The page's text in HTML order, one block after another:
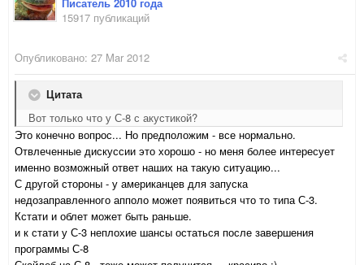
Писатель 2010 года
15917 публикаций
Опубликовано: 27 Mar 2012
Цитата
Вот только что у С-8 с акустикой?
Это конечно вопрос... Но предположим - все нормально.
Отвлеченные дискуссии это хорошо - но меня более интересует
именно возможный ответ наших на такую ситуацию...
С другой стороны - у американцев для запуска
недозаправленного апполо может появиться что то типа С-3.
Кстати и облет может быть раньше.
и к стати у С-3 неплохие шансы остаться после завершения
программы С-8